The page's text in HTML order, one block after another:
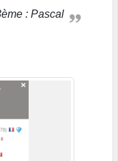
: Pascal